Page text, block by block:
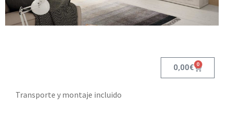
0,00€ 0
Transporte y montaje incluido